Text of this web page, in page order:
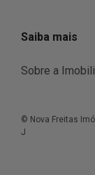
Saiba mais
Sobre a
© Nova Freitas
J